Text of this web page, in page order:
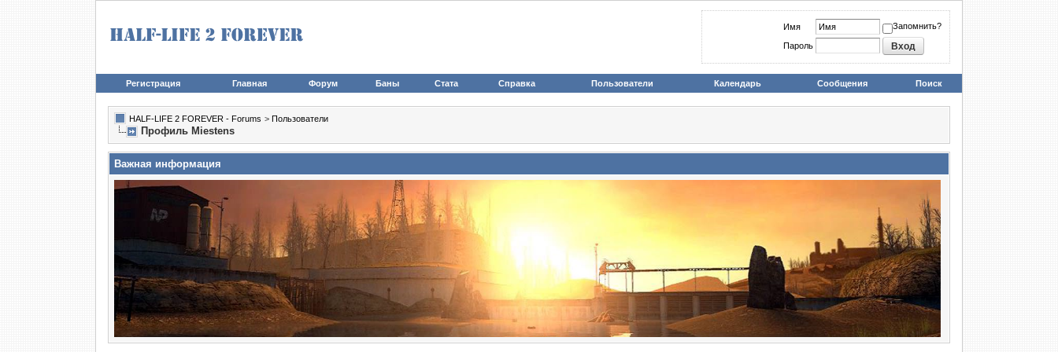
Имя Запомнить?
Пароль
Регистрация Главная Форум Баны Стата Справка Пользователи Календарь Сообщения Поиск
HALF-LIFE 2 FOREVER - Forums > Пользователи
Профиль Miestens
Важная информация